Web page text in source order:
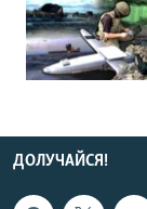
ДОЛУЧАЙСЯ!